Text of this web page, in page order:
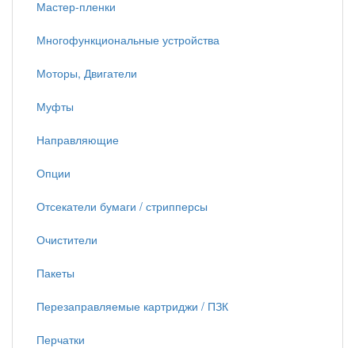
Мастер-пленки
Многофункциональные устройства
Моторы, Двигатели
Муфты
Направляющие
Опции
Отсекатели бумаги / стрипперсы
Очистители
Пакеты
Перезаправляемые картриджи / ПЗК
Перчатки